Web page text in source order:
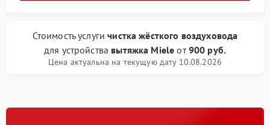
Стоимость услугичистка жёсткого воздуховода
для устройства вытяжка Miele от900 руб.
Цена актуальна на текущую дату 10.08.2026